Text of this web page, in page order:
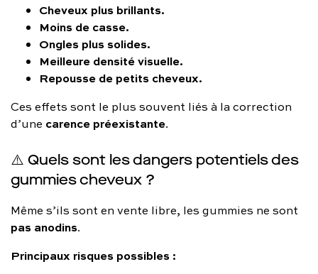
Cheveux plus brillants.
Moins de casse.
Ongles plus solides.
Meilleure densité visuelle.
Repousse de petits cheveux.
Ces effets sont le plus souvent liés à la correction
d’une carence préexistante.
⚠️ Quels sont les dangers potentiels des
gummies cheveux ?
Même s’ils sont en vente libre, les gummies ne sont
pas anodins.
Principaux risques possibles :